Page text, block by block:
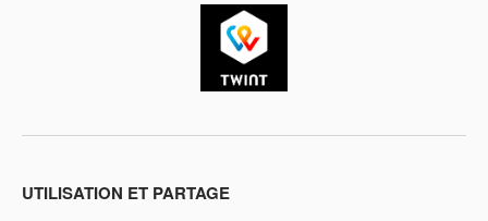
UTILISATION ET PARTAGE